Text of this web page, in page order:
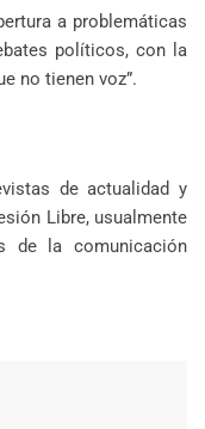
a problemáticas
políticos, con la
no tienen voz”.
de actualidad y
Libre, usualmente
de la comunicación